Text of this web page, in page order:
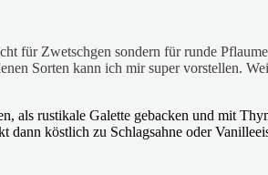
für Zwetschgen sondern für runde
Sorten kann ich mir super vorstellen.